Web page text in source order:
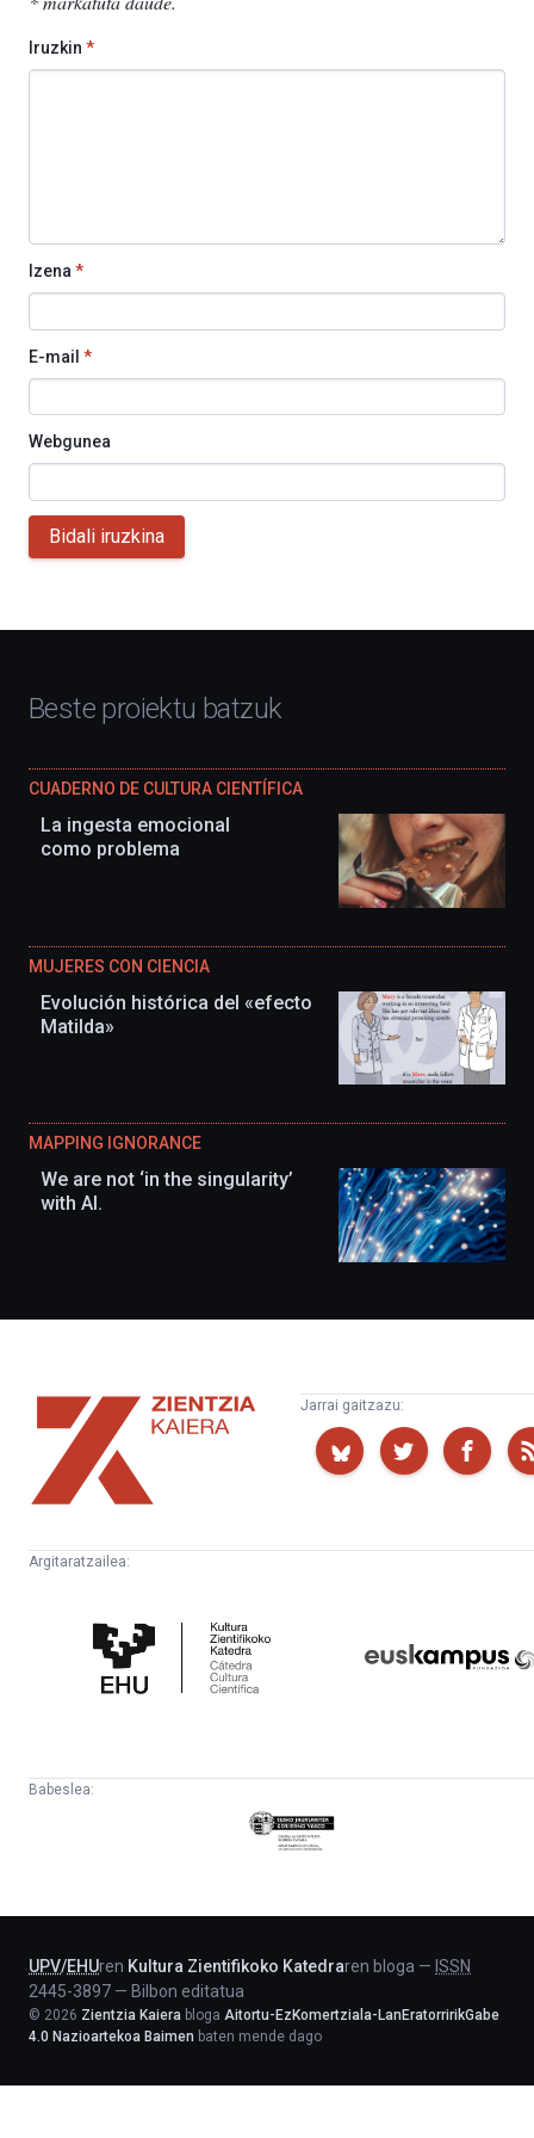
Iruzkin *
Izena*
E-mail *
Webgunea
Bidali iruzkina
Beste proiektu batzuk
CUADERNO DE CULTURA CIENTÍFICA
La ingesta emocional
como problema
MUJERES CON CIENCIA
Evolución histórica del «efecto
Matilda»
MAPPING IGNORANCE
We are not ‘in the singularity’
with AI.
Zientzia
Kaiera
Jarrai gaitzazu:
Argitaratzailea:
Zientifikoko
Katedra
Babeslea:
Eusko
Jaurlaritza
UPV/EHUren Kultura Zientifikoko Katedraren bloga — ISSN
2445-3897 — Bilbon editatua
© 2026 Zientzia Kaiera bloga Aitortu-EzKomertziala-LanEratorririkGabe
4.0 Nazioartekoa Baimen baten mende dago